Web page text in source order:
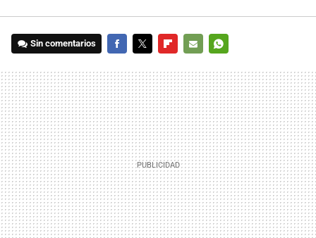
Sin comentarios
MAIL